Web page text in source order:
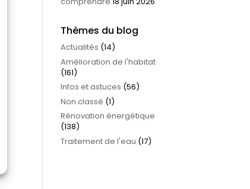
Thèmes du blog
Actualités (14)
Amélioration de l'habitat
(161)
Infos et astuces (56)
Non classé (1)
Rénovation énergétique
(138)
Traitement de l'eau (17)